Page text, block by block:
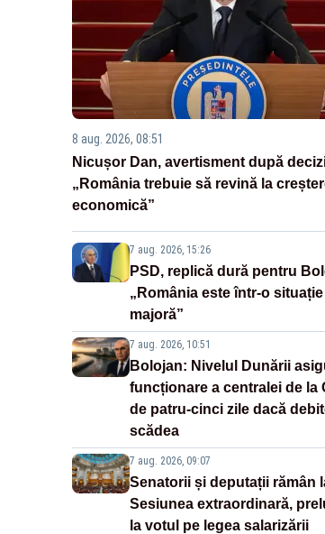
8 aug. 2026, 08:51
Nicușor Dan, avertisment după
„România trebuie să revină la
economică”
7 aug. 2026, 15:26
PSD, replică dură pentru
„România este într-o
majoră”
7 aug. 2026, 10:51
Bolojan: Nivelul Dunării
funcționare a centralei de la
de patru-cinci zile dacă
scădea
7 aug. 2026, 09:07
Senatorii și deputații rămân
Sesiunea extraordinară,
la votul pe legea salarizării